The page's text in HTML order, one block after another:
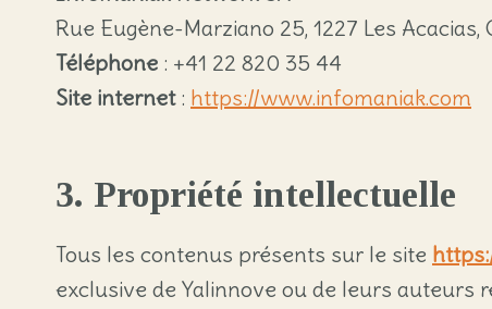
Rue Eugène-Marziano 25, 1227 Les Acacias,
Téléphone : +41 22 820 35 44
Site internet: https://www.infomaniak.com
3. Propriété intellectuelle
Tous les contenus présents sur le site
exclusive de Yalinnove ou de leurs auteurs